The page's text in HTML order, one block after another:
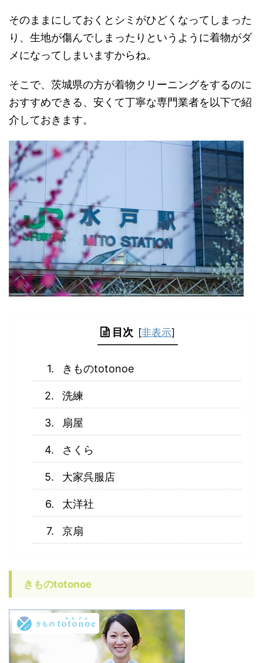
そのままにしておくとシミがひどくなってしまった
り、生地が傷んでしまったりというように着物がダ
メになってしまいますからね。
そこで、茨城県の方が着物クリーニングをするのに
おすすめできる、安くて丁寧な専門業者を以下で紹
介しておきます。
目次 [非表示]
きものtotonoe
洗練
扇屋
さくら
大家呉服店
太洋社
京扇
きものtotonoe